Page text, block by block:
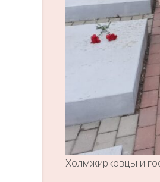
Холмжирковцы и